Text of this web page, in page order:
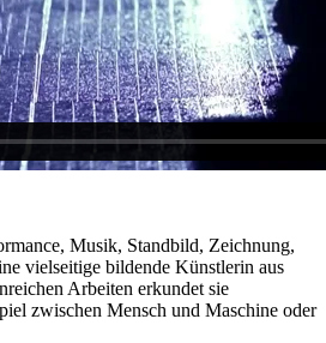
Musik, Standbild, Zeichnung,
vielseitige bildende Künstlerin aus
Arbeiten erkundet sie
zwischen Mensch und Maschine oder